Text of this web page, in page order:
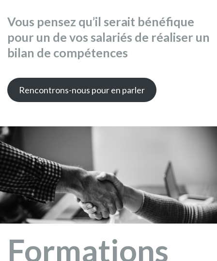
Vous pensez qu’il serait bénéfique
pour un de vos salariés de réaliser un
bilan de compétences
Rencontrons-nous pour en parler
Formations